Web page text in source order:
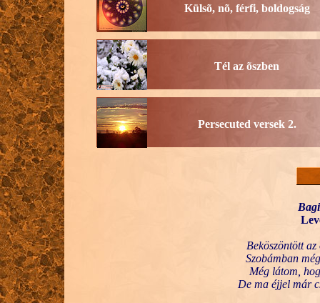
Külsõ, nõ, férfi, boldogság
Tél az õszben
Persecuted versek 2.
Beköszöntött
Szobámban
Még látom,
De ma éjjel már